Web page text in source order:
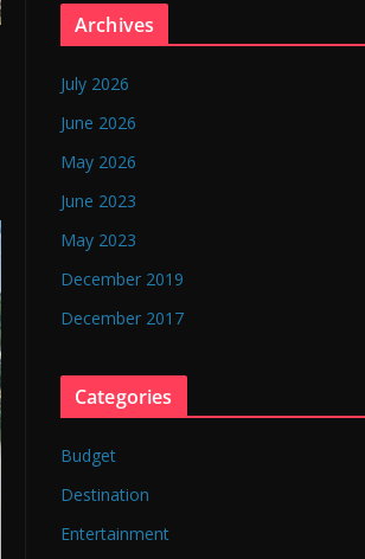
Archives
July 2026
June 2026
May 2026
June 2023
May 2023
December 2019
December 2017
Categories
Budget
Destination
Entertainment